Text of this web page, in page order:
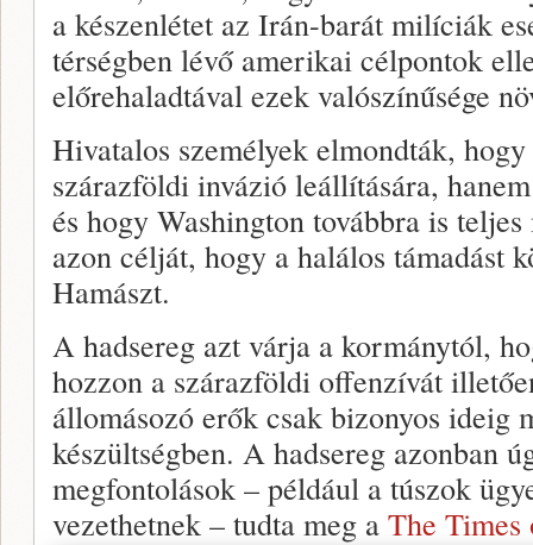
a készenlétet az Irán-barát milíciák
térségben lévő amerikai célpontok
előrehaladtával ezek valószínűsége
Hivatalos személyek elmondták,
szárazföldi invázió leállítására,
és hogy Washington továbbra is
azon célját, hogy a halálos támadást
Hamászt.
A hadsereg azt várja a kormánytól,
hozzon a szárazföldi offenzívát
állomásozó erők csak bizonyos ideig
készültségben. A hadsereg azonban
megfontolások – például a túszok
vezethetnek – tudta meg a The